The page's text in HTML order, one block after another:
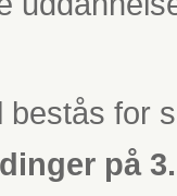
bestås for
på